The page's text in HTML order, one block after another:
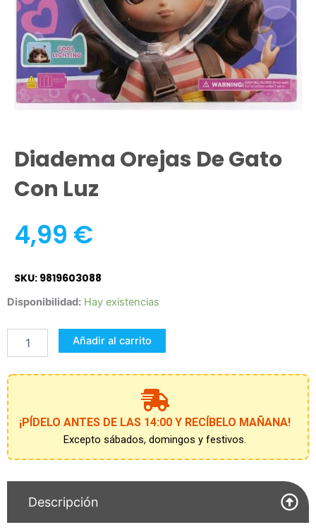
Diadema Orejas De Gato
Con Luz
4,99 €
SKU: 9819603088
Disponibilidad: Hay existencias
Diadema
de
Gato
con
cantidad
Añadir al carrito
¡PÍDELO ANTES DE LAS 14:00 Y RECÍBELO MAÑANA!
Excepto sábados, domingos y festivos.
Descripción